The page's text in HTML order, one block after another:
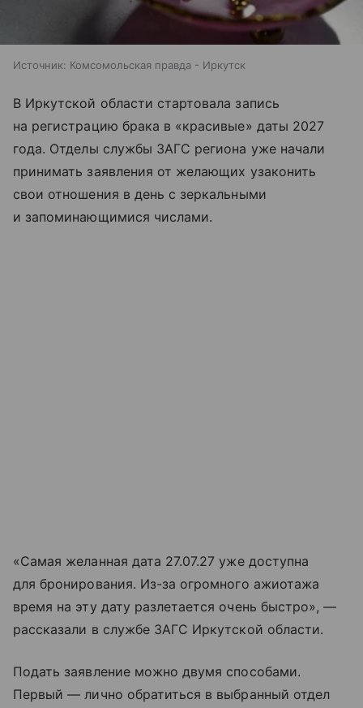
Источник: Комсомольская правда - Иркутск
В Иркутской области стартовала запись
на регистрацию брака в «красивые» даты 2027
года. Отделы службы ЗАГС региона уже начали
принимать заявления от желающих узаконить
свои отношения в день с зеркальными
и запоминающимися числами.
«Самая желанная дата 27.07.27 уже доступна
для бронирования. Из-за огромного ажиотажа
время на эту дату разлетается очень быстро», —
рассказали в службе ЗАГС Иркутской области.
Подать заявление можно двумя способами.
Первый — лично обратиться в выбранный отдел